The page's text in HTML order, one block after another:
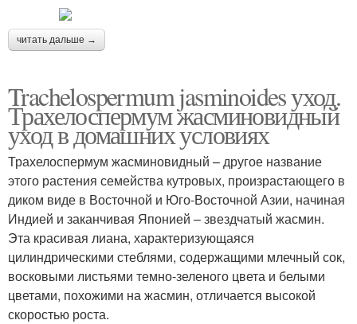
читать дальше →
Trachelospermum jasminoides уход.
Трахелоспермум жасминовидный
уход в домашних условиях
Трахелоспермум жасминовидный – другое название
этого растения семейства кутровых, произрастающего в
диком виде в Восточной и Юго-Восточной Азии, начиная
Индией и заканчивая Японией – звездчатый жасмин.
Эта красивая лиана, характеризующаяся
цилиндрическими стеблями, содержащими млечный сок,
восковыми листьями темно-зеленого цвета и белыми
цветами, похожими на жасмин, отличается высокой
скоростью роста.